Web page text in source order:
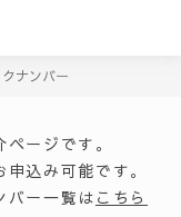
ナンバー
ージです。
込み可能です。
バー一覧は こちら